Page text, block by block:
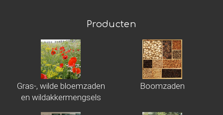
Producten
Gras-, wilde bloemzaden
en wildakkermengsels
Boomzaden